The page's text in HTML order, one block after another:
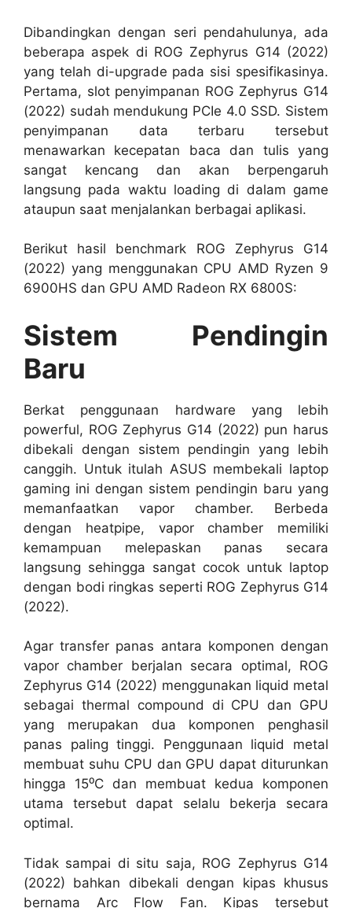
sangat kencang dan akan berpengaruh
langsung pada waktu loading di dalam game
ataupun saat menjalankan berbagai aplikasi.
Berikut hasil benchmark ROG Zephyrus G14
(2022) yang menggunakan CPU AMD Ryzen 9
6900HS dan GPU AMD Radeon RX 6800S:
Sistem Pendingin
Baru
Berkat penggunaan hardware yang lebih
dibekali dengan sistem pendingin yang lebih
canggih. Untuk itulah ASUS membekali laptop
gaming ini dengan sistem pendingin baru yang
memanfaatkan vapor chamber. Berbeda
kemampuan melepaskan panas secara
langsung sehingga sangat cocok untuk laptop
dengan bodi ringkas seperti ROG Zephyrus G14
(2022).
Agar transfer panas antara komponen dengan
vapor chamber berjalan secara optimal, ROG
Zephyrus G14 (2022) menggunakan liquid metal
sebagai thermal compound di CPU dan GPU
yang merupakan dua komponen penghasil
panas paling tinggi. Penggunaan liquid metal
hingga 15⁰C dan membuat kedua komponen
utama tersebut dapat selalu bekerja secara
optimal.
Tidak sampai di situ saja, ROG Zephyrus G14
(2022) bahkan dibekali dengan kipas khusus
bernama Arc Flow Fan. Kipas tersebut
dirancang sedemikian rupa sehingga dapat
mengalirakan udara tidak hanya secara lebih
optimal, tetapi juga minim turbulensi sehingga
dari kipas yang digunakan di ROG Zephyrus
G14 generasi sebelumnya.